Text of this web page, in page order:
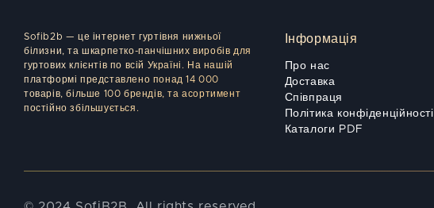
Sofib2b — це інтернет гуртівня нижньої
білизни, та шкарпетко-панчішних виробів для
гуртових клієнтів по всій Україні. На нашій
платформі представлено понад 14 000
товарів, більше 100 брендів, та асортимент
постійно збільшується.
Інформація
Про нас
Доставка
Співпраця
Політика конфіденційності
Каталоги PDF